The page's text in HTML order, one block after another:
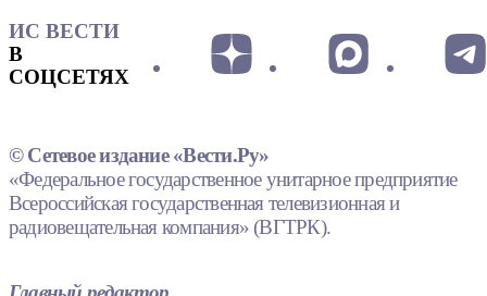
ИС ВЕСТИ
В
СОЦСЕТЯХ
© Сетевое издание «Вести.Ру»
«Федеральное государственное унитарное предприятие
Всероссийская государственная телевизионная и
радиовещательная компания» (ВГТРК).